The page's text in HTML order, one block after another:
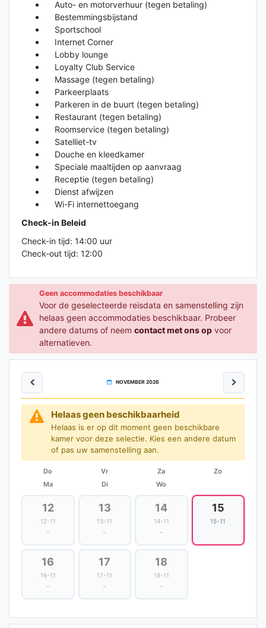
Auto- en motorverhuur (tegen betaling)
Bestemmingsbijstand
Sportschool
Internet Corner
Lobby lounge
Loyalty Club Service
Massage (tegen betaling)
Parkeerplaats
Parkeren in de buurt (tegen betaling)
Restaurant (tegen betaling)
Roomservice (tegen betaling)
Satelliet-tv
Douche en kleedkamer
Speciale maaltijden op aanvraag
Receptie (tegen betaling)
Dienst afwijzen
Wi-Fi internettoegang
Check-in Beleid
Check-in tijd: 14:00 uur
Check-out tijd: 12:00
Geen accommodaties beschikbaar
Voor de geselecteerde reisdata en samenstelling zijn
helaas geen accommodaties beschikbaar. Probeer
andere datums of neem contact met ons opvoor
alternatieven.
NOVEMBER 2026
Helaas geen beschikbaarheid
Helaas is er op dit moment geen beschikbare
kamer voor deze selectie. Kies een andere datum
of pas uw samenstelling aan.
Do Vr Za
Zo
Ma
Di Wo
12
12-11
-
13
13-11
-
14
14-11
-
15
15-11
16
16-11
-
17
17-11
-
18
18-11
-